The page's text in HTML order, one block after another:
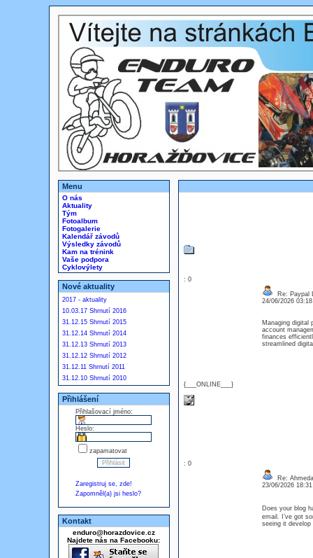
Menu
O nás
Aktuality
Tým
Fotoalbum
Fotogalerie
Kalendář závodů
Výsledky závodů
Kam na trénink
Vaše podpora
Cyklovýlety
Nové aktuality
2017 - aktuality
10.03.17 Shrnutí 2016
31.12.15 Shrnutí 2015
31.12.14 Shrnutí 2014
31.12.13 Shrnutí 2013
31.12.12 Shrnutí 2012
31.12.11 Shrnutí 2011
31.12.10 Shrnutí 2010
Přihlášení
Přihlašovací jméno:
Heslo:
zapamatovat
Zaregistruj se, zde!
Zapomněl(a) jsi heslo?
Kontakt
enduro@horazdovice.cz
Najdete nás na Facebooku:
: 0
{___ONLINE___}
Re: Paypal
24/06/2026
Managing digital
account
finances
streamlined
: 0
Re:
23/06/2026
Does your blog
email. I’ve got
seeing it develop